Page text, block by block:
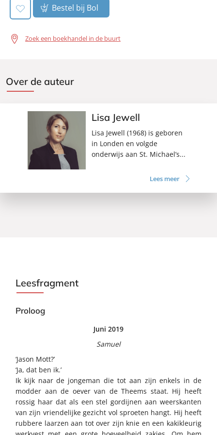
Bestel bij Bol
Zoek een boekhandel in de buurt
Over de auteur
Lisa Jewell
Lisa Jewell (1968) is geboren
in Londen en volgde
onderwijs aan St. Michael’s...
Lees meer
Leesfragment
Proloog
Juni 2019
Samuel
‘Jason Mott?’
‘Ja, dat ben ik.’
Ik kijk naar de jongeman die tot aan zijn enkels in de
modder aan de oever van de Theems staat. Hij heeft
rossig haar dat als een stel gordijnen aan weerskanten
van zijn vriendelijke gezicht vol sproeten hangt. Hij heeft
rubbere laarzen aan tot over zijn knie en een kakikleurig